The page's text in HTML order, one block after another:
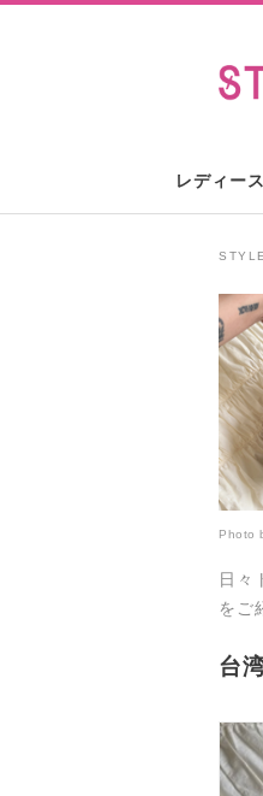
レディース
Photo
日々
をご
台